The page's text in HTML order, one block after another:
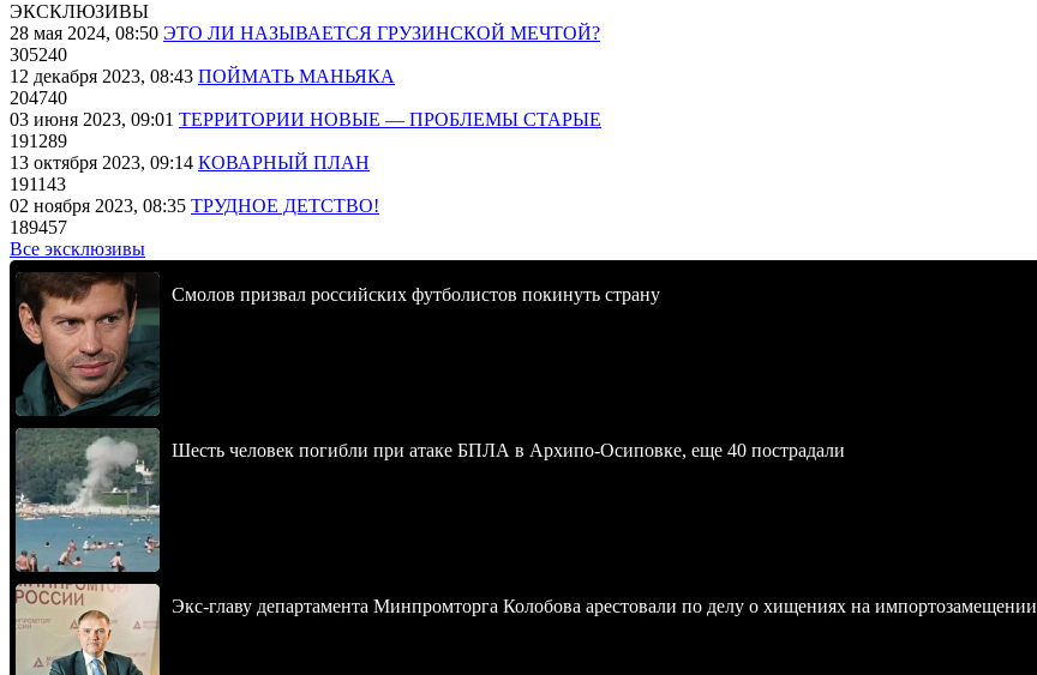
ЭКСКЛЮЗИВЫ
28 мая 2024, 08:50 ЭТО ЛИ НАЗЫВАЕТСЯ ГРУЗИНСКОЙ МЕЧТОЙ?
305240
12 декабря 2023, 08:43 ПОЙМАТЬ МАНЬЯКА
204740
03 июня 2023, 09:01 ТЕРРИТОРИИ НОВЫЕ — ПРОБЛЕМЫ СТАРЫЕ
191289
13 октября 2023, 09:14 КОВАРНЫЙ ПЛАН
191143
02 ноября 2023, 08:35 ТРУДНОЕ ДЕТСТВО!
189457
Все эксклюзивы
Смолов призвал российских футболистов покинуть страну
Шесть человек погибли при атаке БПЛА в Архипо-Осиповке, еще 40 пострадали
Экс-главу департамента Минпромторга Колобова арестовали по делу о хищениях на импортозамещении